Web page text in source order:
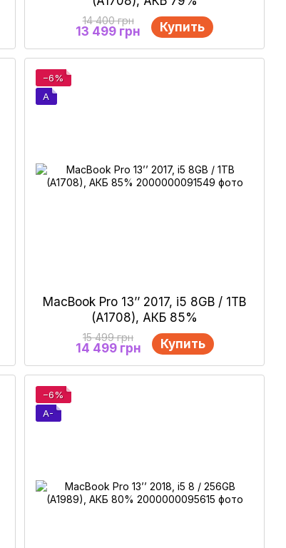
14 400 грн
13 499 грн Купить
−6%
A
MacBook Pro 13’’ 2017, i5 8GB / 1TB
(A1708), АКБ 85%
15 499 грн
14 499 грн Купить
−6%
A-